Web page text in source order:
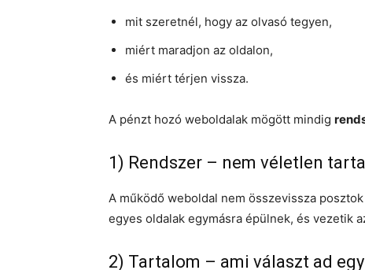
mit szeretnél, hogy az olvasó tegyen,
miért maradjon az oldalon,
és miért térjen vissza.
A pénzt hozó weboldalak mögött mindig
1) Rendszer – nem véletlen
A működő weboldal nem összevissza
egyes oldalak egymásra épülnek, és vezetik
2) Tartalom – ami választ ad